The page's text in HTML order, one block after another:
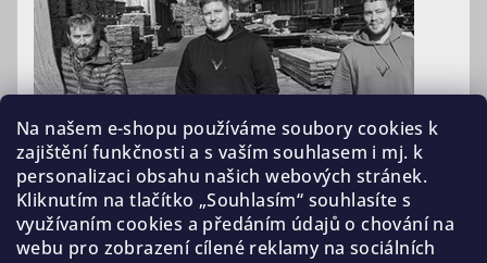
Na našem e-shopu používáme soubory cookies k
zajištění funkčnosti a s vaším souhlasem i mj. k
personalizaci obsahu našich webových stránek.
Kliknutím na tlačítko „Souhlasím“ souhlasíte s
využívaním cookies a předáním údajů o chování na
webu pro zobrazení cílené reklamy na sociálních